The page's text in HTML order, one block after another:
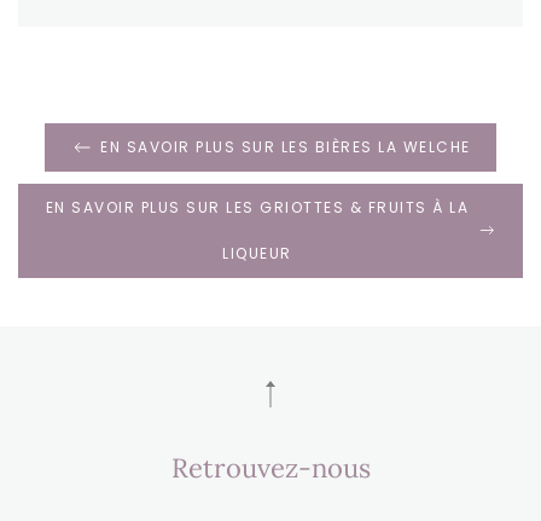
EN SAVOIR PLUS SUR LES BIÈRES LA WELCHE
EN SAVOIR PLUS SUR LES GRIOTTES & FRUITS À LA
LIQUEUR
Retrouvez-nous